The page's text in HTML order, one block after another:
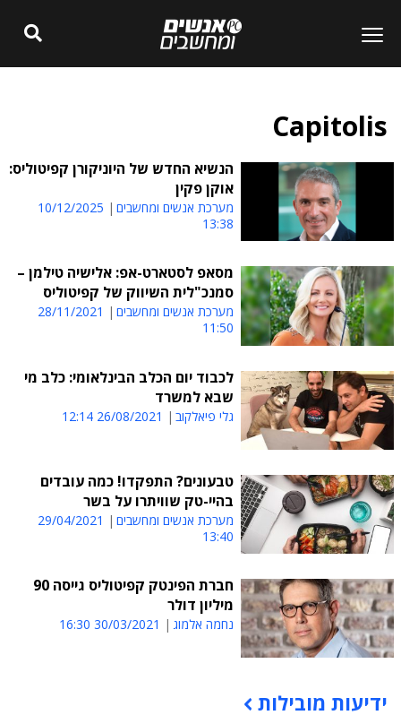
Capitolis
הנשיא החדש של היוניקורן קפיטוליס:
אוקן פקין
מערכת אנשים ומחשבים
10/12/2025
13:38
מסאפ לסטארט-אפ: אלישיה טילמן –
סמנכ"לית השיווק של קפיטוליס
מערכת אנשים ומחשבים
28/11/2021
11:50
לכבוד יום הכלב הבינלאומי: כלב מי
שבא למשרד
גלי פיאלקוב 26/08/2021 12:14
טבעונים? התפקדו! כמה עובדים
בהיי-טק שוויתרו על בשר
מערכת אנשים ומחשבים
29/04/2021
13:40
חברת הפינטק קפיטוליס גייסה 90
מיליון דולר
נחמה אלמוג 30/03/2021 16:30
תוכן פרסומי
ידיעות מובילות